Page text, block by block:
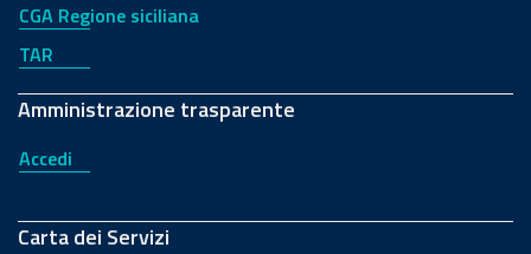
CGA Regione siciliana
TAR
Amministrazione trasparente
Accedi
Carta dei Servizi